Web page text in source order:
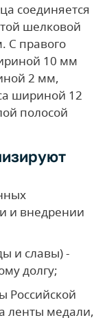
соединяется
шелковой
С правого
10 мм
2 мм,
шириной 12
полосой
и внедрении
и славы) -
долгу;
Российской
ленты медали,